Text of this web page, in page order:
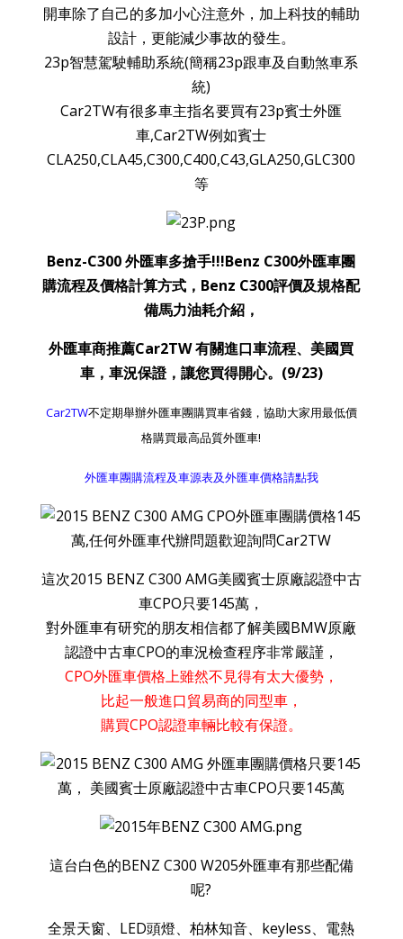
開車除了自己的多加小心注意外，加上科技的輔助
設計，更能減少事故的發生。
23p智慧駕駛輔助系統(簡稱23p跟車及自動煞車系
統)
Car2TW有很多車主指名要買有23p賓士外匯
車,Car2TW例如賓士
CLA250,CLA45,C300,C400,C43,GLA250,GLC300
等
Benz-C300 外匯車多搶手!!!Benz C300外匯車團
購流程及價格計算方式，Benz C300評價及規格配
備馬力油耗介紹，
外匯車商推薦Car2TW 有關進口車流程、美國買
車，車況保證，讓您買得開心。(9/23)
Car2TW不定期舉辦外匯車團購買車省錢，協助大家用最低價
格購買最高品質外匯車!
外匯車團購流程及車源表及外匯車價格請點我
這次2015 BENZ C300 AMG美國賓士原廠認證中古
車CPO只要145萬，
對外匯車有研究的朋友相信都了解美國BMW原廠
認證中古車CPO的車況檢查程序非常嚴謹，
CPO外匯車價格上雖然不見得有太大優勢，
比起一般進口貿易商的同型車，
購買CPO認證車輛比較有保證。
這台白色的BENZ C300 W205外匯車有那些配備
呢?
全景天窗、LED頭燈、柏林知音、keyless、電熱